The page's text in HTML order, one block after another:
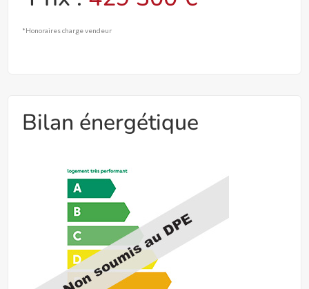
*Honoraires charge vendeur
Bilan énergétique